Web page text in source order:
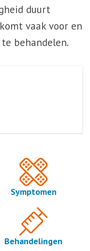
duurt
vaak voor en
behandelen.
Symptomen
Behandelingen